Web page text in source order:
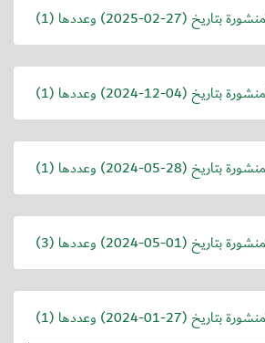
بتاريخ (2025-02-27) وعددها (1)
بتاريخ (2024-12-04) وعددها (1)
بتاريخ (2024-05-28) وعددها (1)
بتاريخ (2024-05-01) وعددها (3)
بتاريخ (2024-01-27) وعددها (1)